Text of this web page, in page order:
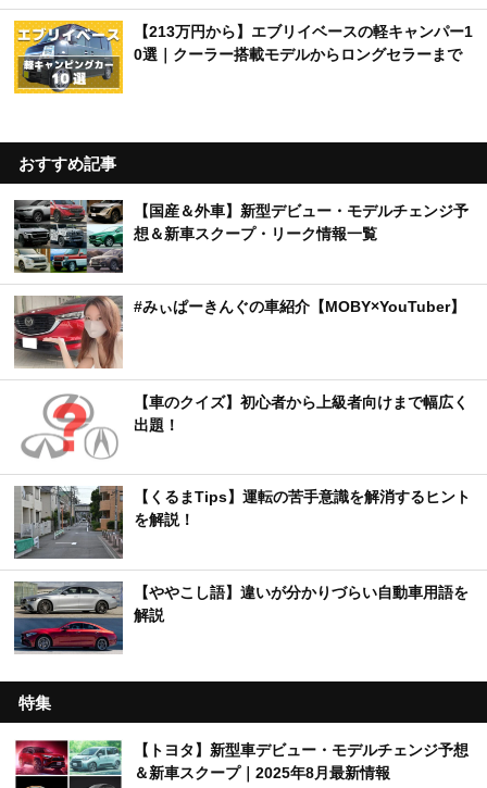
【213万円から】エブリイベースの軽キャンパー1
0選｜クーラー搭載モデルからロングセラーまで
おすすめ記事
【国産＆外車】新型デビュー・モデルチェンジ予
想＆新車スクープ・リーク情報一覧
#みぃぱーきんぐの車紹介【MOBY×YouTuber】
【車のクイズ】初心者から上級者向けまで幅広く
出題！
【くるまTips】運転の苦手意識を解消するヒント
を解説！
【ややこし語】違いが分かりづらい自動車用語を
解説
特集
【トヨタ】新型車デビュー・モデルチェンジ予想
＆新車スクープ｜2025年8月最新情報